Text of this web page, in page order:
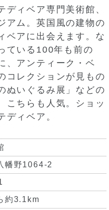
ディベア専門美術館、
アム。英国風の建物の
ベアに出会えます。な
ている100年も前の
、アンティーク・ベ
コレクションが見もの
ぬいぐるみ展」などの
こちらも人気。ショッ
ディベア。
幡野1064-2
約3.1km